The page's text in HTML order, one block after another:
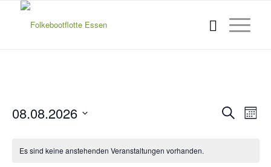
Suche
Monat
08.08.2026
Es sind keine anstehenden Veranstaltungen vorhanden.